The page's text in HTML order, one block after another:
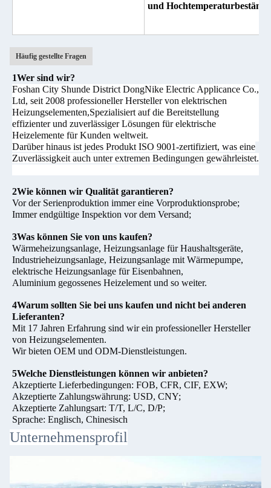
und
Häufig gestellte Fragen
1Wer sind wir?
Foshan City Shunde District DongNike Electric Applicance Co.,
Ltd, seit 2008 professioneller Hersteller von elektrischen
Heizungselementen,Spezialisiert auf die Bereitstellung
effizienter und zuverlässiger Lösungen für elektrische
Heizelemente für Kunden weltweit.
Darüber hinaus ist jedes Produkt ISO 9001-zertifiziert, was eine
Zuverlässigkeit auch unter extremen Bedingungen gewährleistet.
2Wie können wir Qualität garantieren?
Vor der Serienproduktion immer eine Vorproduktionsprobe;
Immer endgültige Inspektion vor dem Versand;
3Was können Sie von uns kaufen?
Wärmeheizungsanlage, Heizungsanlage für Haushaltsgeräte,
Industrieheizungsanlage, Heizungsanlage mit Wärmepumpe,
elektrische Heizungsanlage für Eisenbahnen,
Aluminium gegossenes Heizelement und so weiter.
4Warum sollten Sie bei uns kaufen und nicht bei anderen
Lieferanten?
Mit 17 Jahren Erfahrung sind wir ein professioneller Hersteller
von Heizungselementen.
Wir bieten OEM und ODM-Dienstleistungen.
5Welche Dienstleistungen können wir anbieten?
Akzeptierte Lieferbedingungen: FOB, CFR, CIF, EXW;
Akzeptierte Zahlungswährung: USD, CNY;
Akzeptierte Zahlungsart: T/T, L/C, D/P;
Sprache: Englisch, Chinesisch
Unternehmensprofil